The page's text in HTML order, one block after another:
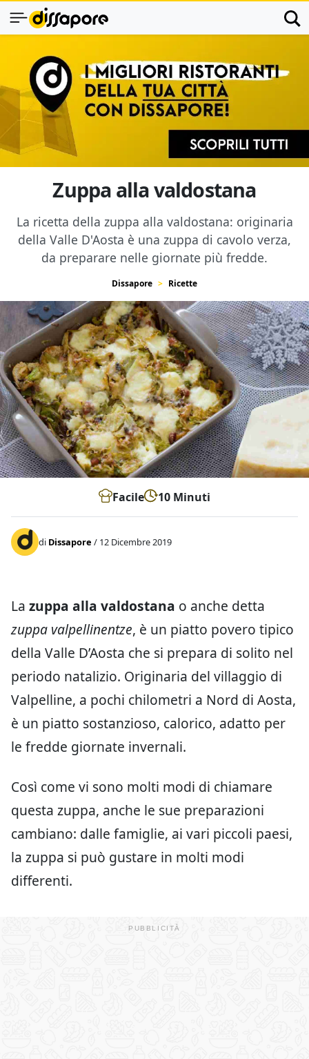
Zuppa alla valdostana
La ricetta della zuppa alla valdostana: originaria
della Valle D'Aosta è una zuppa di cavolo verza,
da preparare nelle giornate più fredde.
Dissapore Ricette
Facile 10 Minuti
di Dissapore / 12 Dicembre 2019
La zuppa alla valdostana o anche detta
zuppa valpellinentze, è un piatto povero tipico
della Valle D’Aosta che si prepara di solito nel
periodo natalizio. Originaria del villaggio di
Valpelline, a pochi chilometri a Nord di Aosta,
è un piatto sostanzioso, calorico, adatto per
le fredde giornate invernali.
Così come vi sono molti modi di chiamare
questa zuppa, anche le sue preparazioni
cambiano: dalle famiglie, ai vari piccoli paesi,
la zuppa si può gustare in molti modi
differenti.